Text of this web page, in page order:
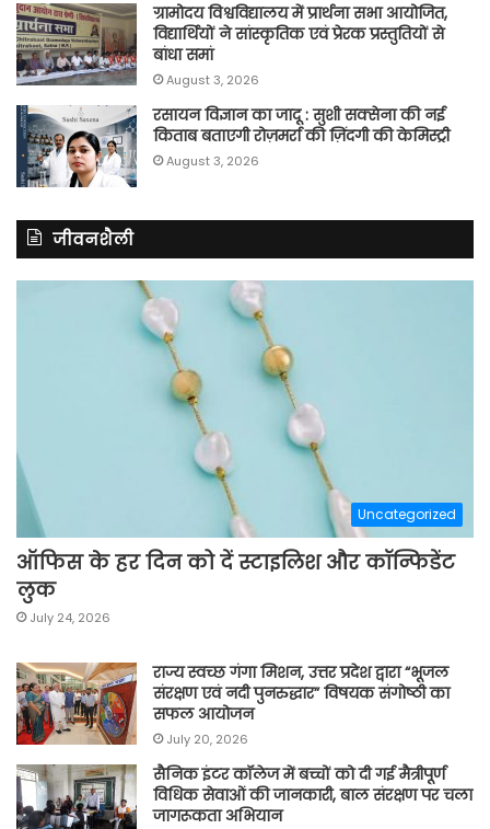
ग्रामोदय विश्वविद्यालय में प्रार्थना सभा आयोजित,
विद्यार्थियों ने सांस्कृतिक एवं प्रेरक प्रस्तुतियों से
बांधा समां
August 3, 2026
रसायन विज्ञान का जादू : सुशी सक्सेना की नई
किताब बताएगी रोज़मर्रा की ज़िंदगी की केमिस्ट्री
August 3, 2026
जीवनशैली
Uncategorized
ऑफिस के हर दिन को दें स्टाइलिश और कॉन्फिडेंट
लुक
July 24, 2026
राज्य स्वच्छ गंगा मिशन, उत्तर प्रदेश द्वारा “भूजल
संरक्षण एवं नदी पुनरुद्धार” विषयक संगोष्ठी का
सफल आयोजन
July 20, 2026
सैनिक इंटर कॉलेज में बच्चों को दी गई मैत्रीपूर्ण
विधिक सेवाओं की जानकारी, बाल संरक्षण पर चला
जागरूकता अभियान